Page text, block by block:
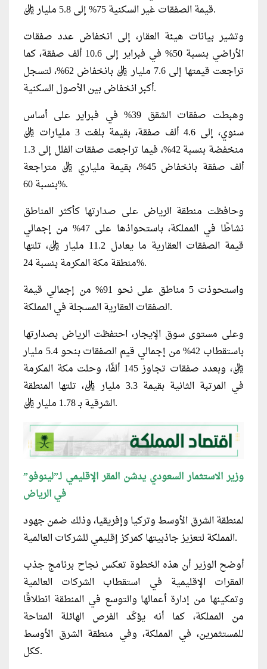
قيمة الصفقات غير السكنية 75% إلى 5.8 مليار ريال.
وتشير بيانات هيئة العقار، إلى انخفاض عدد صفقات
الأراضي بنسبة 50% في فبراير إلى 10.6 ألف صفقة، كما
تراجعت قيمتها إلى 7.6 مليار ريال بانخفاض 62%، لتسجل
أكبر انخفاض بين الأصول السكنية.
وهبطت صفقات الشقق 39% في فبراير على أساس
سنوي، إلى 4.6 ألف صفقة، بقيمة بلغت 3 مليارات ريال
منخفضة بنسبة 42%، فيما تراجعت صفقات الفلل إلى 1.3
ألف صفقة بانخفاض 45%، بقيمة ملياري ريال متراجعة
بنسبة 60%.
وحافظت منطقة الرياض على صدارتها كأكثر المناطق
نشاطًا في المملكة، باستحواذها على 47% من إجمالي
قيمة الصفقات العقارية ما يعادل 11.2 مليار ريال، تلتها
منطقة مكة المكرمة بنسبة 24%.
واستحوذت 5 مناطق على نحو 91% من إجمالي قيمة
الصفقات العقارية المسجلة في المملكة.
وعلى مستوى سوق الإيجار، احتفظت الرياض بصدارتها
باستقطاب 42% من إجمالي قيم الصفقات بنحو 5.4 مليار
ريال، وبعدد صفقات تجاوز 145 ألفًا، وحلت مكة المكرمة
في المرتبة الثانية بقيمة 3.3 مليار ريال، تلتها المنطقة
الشرقية بـ 1.78 مليار ريال.
وزير الاستثمار السعودي يدشن المقر الإقليمي لـ”لينوفو”
في الرياض
لمنطقة الشرق الأوسط وتركيا وإفريقيا، وذلك ضمن جهود
المملكة لتعزيز جاذبيتها كمركز إقليمي للشركات العالمية.
أوضح الوزير أن هذه الخطوة تعكس نجاح برنامج جذب
المقرات الإقليمية في استقطاب الشركات العالمية
وتمكينها من إدارة أعمالها والتوسع في المنطقة انطلاقًا
من المملكة، كما أنه يؤكّد الفرص الهائلة المتاحة
للمستثمرين، في المملكة، وفي منطقة الشرق الأوسط
ككل.